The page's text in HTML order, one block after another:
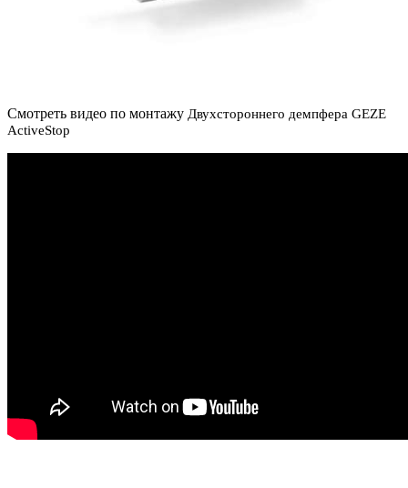
Смотреть видео по монтажу Двухстороннего демпфера GEZE
ActiveStop